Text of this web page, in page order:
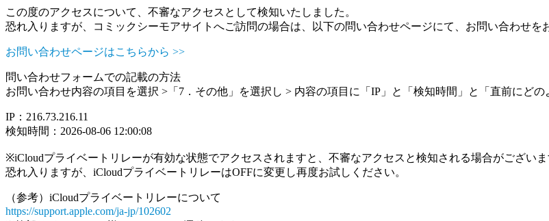
この度のアクセスについて、不審なアクセスとして検知いたしました。
恐れ入りますが、コミックシーモアサイトへご訪問の場合は、以下の問い合わせページにて、お問い合わせを
お問い合わせページはこちらから >>
問い合わせフォームでの記載の方法
お問い合わせ内容の項目を選択 >「7．その他」を選択し > 内容の項目に「IP」と「検知時間」と「直前にどの
IP：216.73.216.11
検知時間：2026-08-06 12:00:08
※iCloudプライベートリレーが有効な状態でアクセスされますと、不審なアクセスと検知される場合がございま
恐れ入りますが、iCloudプライベートリレーはOFFに変更し再度お試しください。
（参考）iCloudプライベートリレーについて
https://support.apple.com/ja-jp/102602